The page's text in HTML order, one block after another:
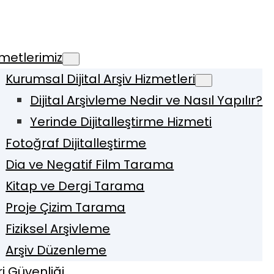
Kurumsal Dijital Arşiv Hizmetleri
Dijital Arşivleme Nedir ve Nasıl Yapılır?
Yerinde Dijitalleştirme Hizmeti
Fotoğraf Dijitalleştirme
Dia ve Negatif Film Tarama
Kitap ve Dergi Tarama
Proje Çizim Tarama
Fiziksel Arşivleme
Arşiv Düzenleme